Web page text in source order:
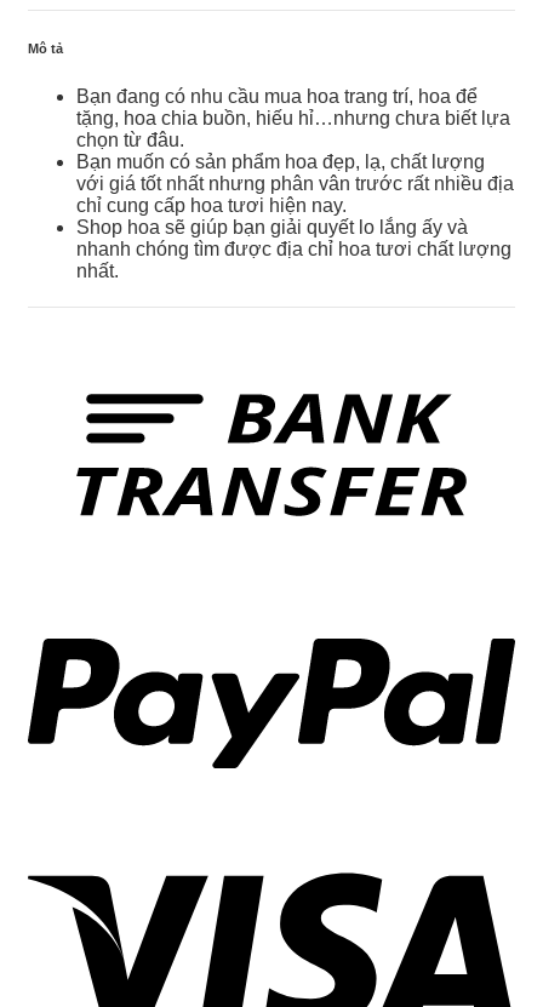
Mô tả
Bạn đang có nhu cầu mua hoa trang trí, hoa để
tặng, hoa chia buồn, hiếu hỉ…nhưng chưa biết lựa
chọn từ đâu.
Bạn muốn có sản phẩm hoa đẹp, lạ, chất lượng
với giá tốt nhất nhưng phân vân trước rất nhiều địa
chỉ cung cấp hoa tươi hiện nay.
Shop hoa sẽ giúp bạn giải quyết lo lắng ấy và
nhanh chóng tìm được địa chỉ hoa tươi chất lượng
nhất.